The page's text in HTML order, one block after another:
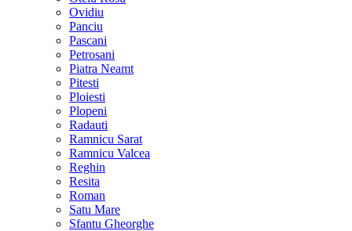
Ovidiu
Panciu
Pascani
Petrosani
Piatra Neamt
Pitesti
Ploiesti
Plopeni
Radauti
Ramnicu Sarat
Ramnicu Valcea
Reghin
Resita
Roman
Satu Mare
Sfantu Gheorghe